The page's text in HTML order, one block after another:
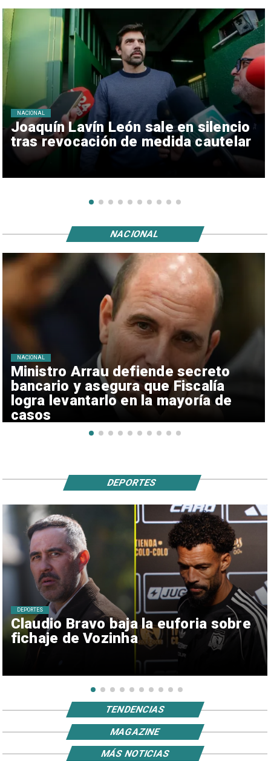
Joaquín Lavín León sale en silencio
tras revocación de medida cautelar
NACIONAL
Ministro Arrau defiende secreto
bancario y asegura que Fiscalía
logra levantarlo en la mayoría de
casos
NACIONAL
NACIONAL
Claudio Bravo baja la euforia sobre
fichaje de Vozinha
DEPORTES
DEPORTES
TENDENCIAS
MAGAZINE
MÁS NOTICIAS